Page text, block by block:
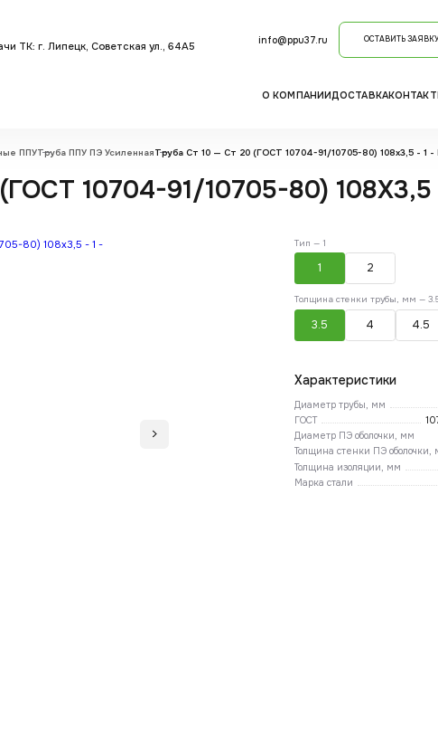
ТК: г. Липецк, Советская ул., 64А5
info@ppu37.ru ОСТАВИТЬ ЗАЯВКУ
О КОМПАНИИДОСТАВКА
ППУТруба ППУ ПЭ УсиленнаяТруба Ст 10 — Ст 20 (ГОСТ 10704-91/10705-80) 108x3,5 - 1
10704-91/10705-80)
Тип — 1
1 2
Толщина стенки трубы, мм —
3.5 4 4.5
Характеристики
Диаметр трубы, мм
ГОСТ
Диаметр ПЭ оболочки, мм
Толщина стенки ПЭ оболочки,
Толщина изоляции, мм
Марка стали